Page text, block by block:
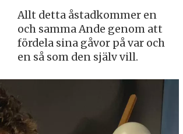
Allt detta åstadkommer en
och samma Ande genom att
fördela sina gåvor på var och
en så som den själv vill.